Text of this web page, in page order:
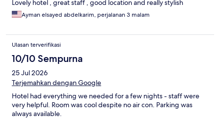
Lovely hotel , great staff , good location and really stylish
Ayman elsayed abdelkarim, perjalanan 3 malam
Ulasan terverifikasi
10/10 Sempurna
25 Jul 2026
Terjemahkan dengan Google
Hotel had everything we needed for a few nights - staff were
very helpful. Room was cool despite no air con. Parking was
always available.